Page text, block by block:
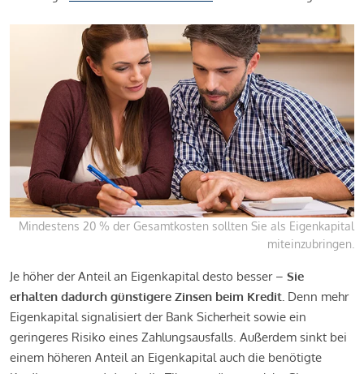
Mindestens 20 % der Gesamtkosten sollten Sie als Eigenkapital
miteinzubringen.
Je höher der Anteil an Eigenkapital desto besser – Sie
erhalten dadurch günstigere Zinsen beim Kredit. Denn mehr
Eigenkapital signalisiert der Bank Sicherheit sowie ein
geringeres Risiko eines Zahlungsausfalls. Außerdem sinkt bei
einem höheren Anteil an Eigenkapital auch die benötigte